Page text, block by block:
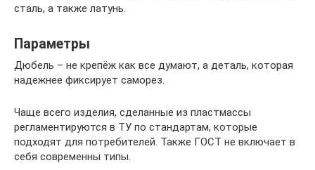
сталь, а также латунь.
Параметры
Дюбель – не крепёж как все думают, а деталь, которая
надежнее фиксирует саморез.
Чаще всего изделия, сделанные из пластмассы
регламентируются в ТУ по стандартам, которые
подходят для потребителей. Также ГОСТ не включает в
себя современны типы.